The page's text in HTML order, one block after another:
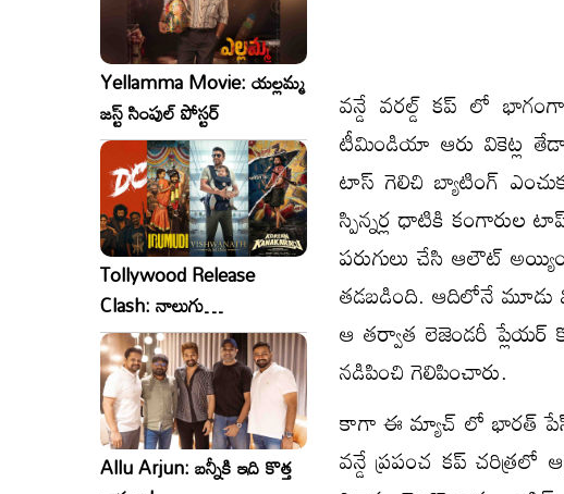
Yellamma Movie: యల్లమ్మ
జస్ట్ సింపుల్ పోస్టర్
Tollywood Release
Clash: నాలుగు
సినిమాలు..ఒకేసారి..ఎందుకో?
Allu Arjun: బన్నీకి ఇది కొత్త
వన్డే వరల్డ్ కప్ లో
టీమిండియా ఆరు వికెట్ల
టాస్ గెలిచి బ్యాటింగ్
స్పిన్నర్ల ధాటికి కంగారుల
పరుగులు చేసి ఆలౌట్
తడబడింది. ఆదిలోనే మూడు
ఆ తర్వాత లెజెండరీ
నడిపించి గెలిపించారు.
కాగా ఈ మ్యాచ్ లో భారత్ పేస్
వన్డే ప్రపంచ కప్